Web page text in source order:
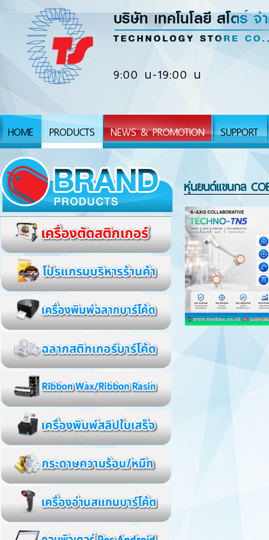
9:00 น-19:00 น
HOME PRODUCTS NEWS & PROMOTION SUPPORT
หุ่นยนต์แขนกล